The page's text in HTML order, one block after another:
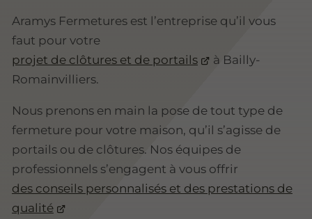
Aramys Fermetures est l’entreprise qu’il vous
faut pour votre
projet de clôtures et de portails
à Bailly-
Romainvilliers.
Nous prenons en main la pose de tout type de
fermeture pour votre maison, qu’il s’agisse de
portails ou de clôtures. Nos équipes de
professionnels s’engagent à vous offrir
des conseils personnalisés et des prestations de
qualité